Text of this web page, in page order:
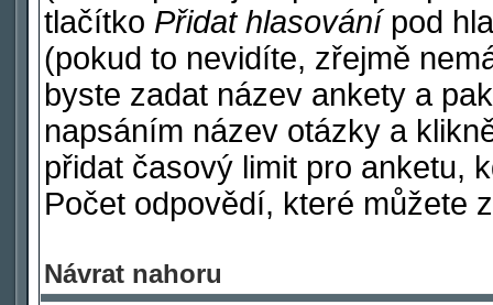
tlačítko Přidat hlasovánípod
(pokud to nevidíte, zřejmě
byste zadat název ankety a
napsáním název otázky a
přidat časový limit pro anketu,
Počet odpovědí, které můžete
Návrat nahoru